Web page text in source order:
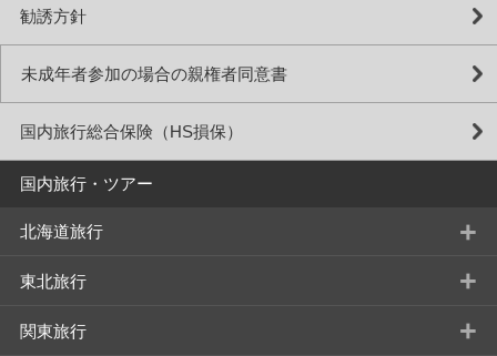
勧誘方針
未成年者参加の場合の親権者同意書
国内旅行総合保険（HS損保）
国内旅行・ツアー
北海道旅行 +
東北旅行 +
関東旅行 +